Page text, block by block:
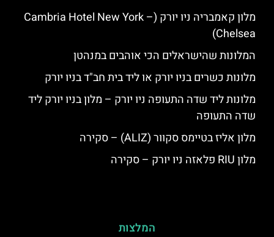
מלון קאמבריה ניו יורק (Cambria Hotel New York –
Chelsea)
המלונות שהישראלים הכי אוהבים במנהטן
מלונות כשרים בניו יורק או ליד בית חב"ד בניו יורק
מלונות ליד שדה התעופה ניו יורק – מלון בניו יורק ליד
שדה התעופה
מלון אליז בטיימס סקוור (ALIZ) – סקירה
מלון RIU פלאזה ניו יורק – סקירה
המלצות